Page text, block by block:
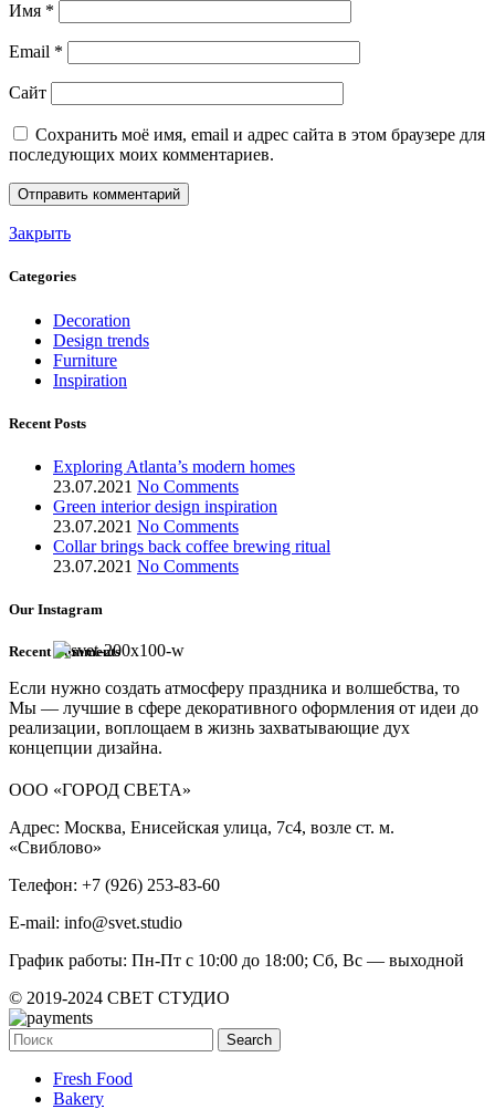
Имя *
Email *
Сайт
Сохранить моё имя, email и адрес сайта в этом браузере для
последующих моих комментариев.
Закрыть
Categories
Decoration
Design trends
Furniture
Inspiration
Recent Posts
Exploring Atlanta’s modern homes
23.07.2021 No Comments
Green interior design inspiration
23.07.2021 No Comments
Collar brings back coffee brewing ritual
23.07.2021 No Comments
Our Instagram
Recent Comments
Если нужно создать атмосферу праздника и волшебства, то
Мы — лучшие в сфере декоративного оформления от идеи до
реализации, воплощаем в жизнь захватывающие дух
концепции дизайна.
ООО «ГОРОД СВЕТА»
Адрес: Москва, Енисейская улица, 7с4, возле ст. м.
«Свиблово»
Телефон: +7 (926) 253-83-60
E-mail: info@svet.studio
График работы: Пн-Пт с 10:00 до 18:00; Сб, Вс — выходной
© 2019-2024 СВЕТ СТУДИО
Search
Fresh Food
Bakery